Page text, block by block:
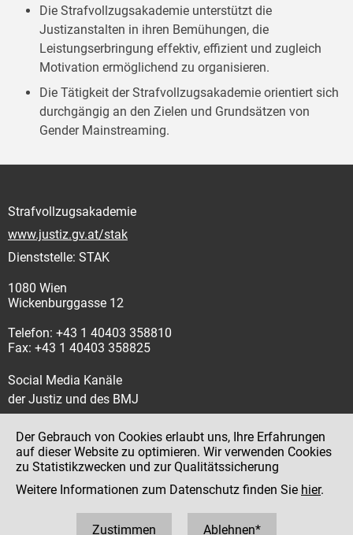
Die Strafvollzugsakademie unterstützt die
Justizanstalten in ihren Bemühungen, die
Leistungserbringung effektiv, effizient und zugleich
Motivation ermöglichend zu organisieren.
Die Tätigkeit der Strafvollzugsakademie orientiert sich
durchgängig an den Zielen und Grundsätzen von
Gender Mainstreaming.
Strafvollzugsakademie
www.justiz.gv.at/stak
Dienststelle: STAK
1080 Wien
Wickenburggasse 12
Telefon: +43 1 40403 358810
Fax: +43 1 40403 358825
Social Media Kanäle
der Justiz und des BMJ
Impressum
Datenschutz
Der Gebrauch von Cookies erlaubt uns, Ihre Erfahrungen
auf dieser Website zu optimieren. Wir verwenden Cookies
zu Statistikzwecken und zur Qualitätssicherung
Weitere Informationen zum Datenschutz finden Sie hier.
Zustimmen Ablehnen*